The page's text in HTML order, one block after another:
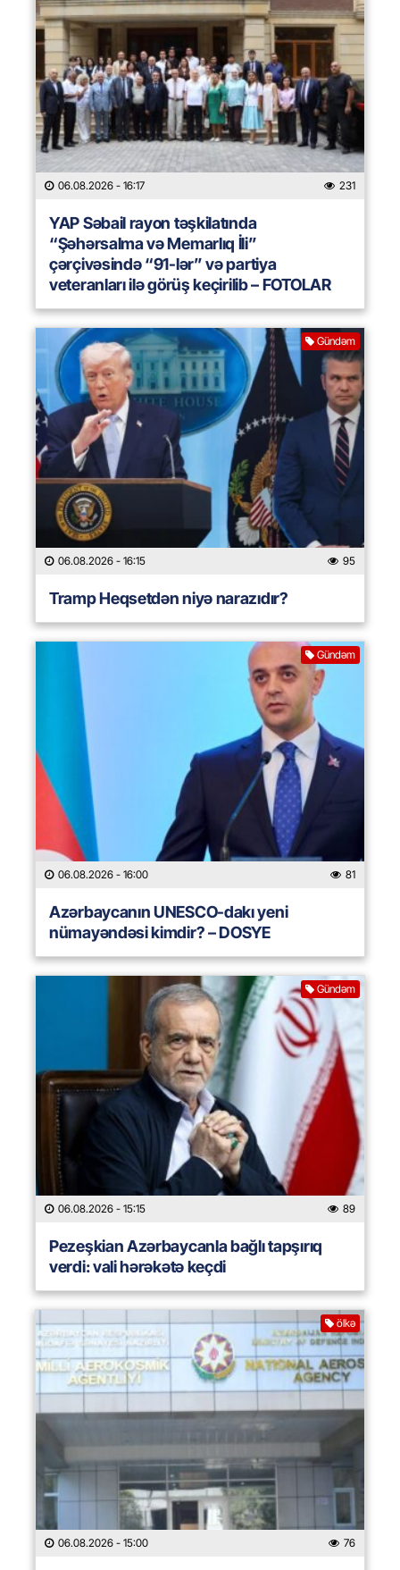
06.08.2026 - 16:17 231
YAP Səbail rayon təşkilatında
“Şəhərsalma və Memarlıq İli”
çərçivəsində “91-lər” və partiya
veteranları ilə görüş keçirilib – FOTOLAR
Gündəm
06.08.2026 - 16:15 95
Tramp Heqsetdən niyə narazıdır?
Gündəm
06.08.2026 - 16:00 81
Azərbaycanın UNESCO-dakı yeni
nümayəndəsi kimdir? – DOSYE
Gündəm
06.08.2026 - 15:15 89
Pezeşkian Azərbaycanla bağlı tapşırıq
verdi: vali hərəkətə keçdi
ölkə
06.08.2026 - 15:00 76